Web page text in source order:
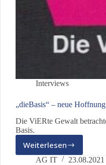
Interviews
„dieBasis“ – neue
Die ViERte Gewalt
Basis.
Weiterlesen
„dieBasis“
–
AG IT 23.08.2021